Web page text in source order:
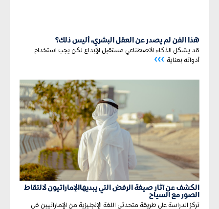
هذا الفن لم يصدر عن العقل البشري، أليس ذلك؟
قد يشكل الذكاء الاصطناعي مستقبل الإبداع لكن يجب استخدام
أدواته بعناية ›››
الكشف عن آثار صيغة الرفض التي يبديها الإماراتيون لالتقاط
الصور مع السياح
تركز الدراسة على طريقة متحدثي اللغة الإنجليزية من الإماراتيين في